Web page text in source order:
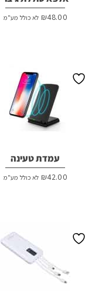
₪48.00 לא כולל מע"מ
עמדת טעינה
₪42.00 לא כולל מע"מ